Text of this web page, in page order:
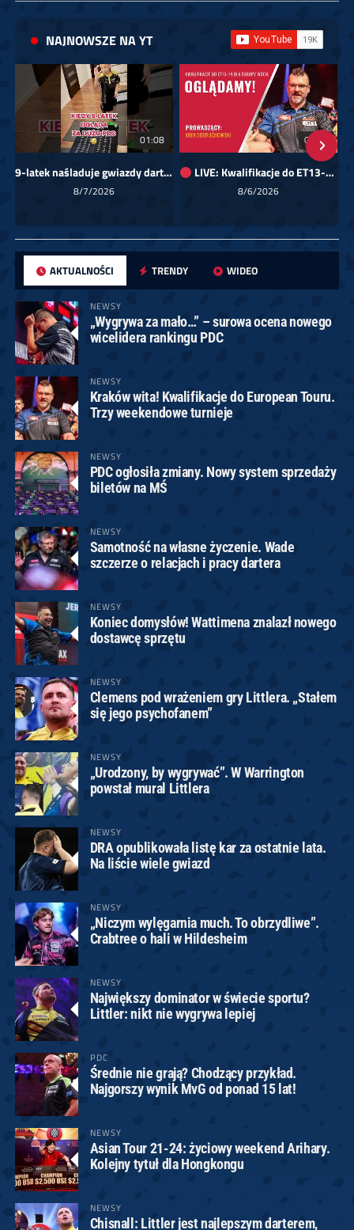
NAJNOWSZE NA YT
01:08
9-latek naśladuje gwiazdy darta!
8/7/2026
00:00
LIVE: Kwalifikacje do ET13-14 dla Europy Wschodniej
8/6/2026
AKTUALNOŚCI TRENDY WIDEO
NEWSY
„Wygrywa za mało…” – surowa ocena nowego
wicelidera rankingu PDC
NEWSY
Kraków wita! Kwalifikacje do European Touru.
Trzy weekendowe turnieje
NEWSY
PDC ogłosiła zmiany. Nowy system sprzedaży
biletów na MŚ
NEWSY
Samotność na własne życzenie. Wade
szczerze o relacjach i pracy dartera
NEWSY
Koniec domysłów! Wattimena znalazł nowego
dostawcę sprzętu
NEWSY
Clemens pod wrażeniem gry Littlera. „Stałem
się jego psychofanem”
NEWSY
„Urodzony, by wygrywać”. W Warrington
powstał mural Littlera
NEWSY
DRA opublikowała listę kar za ostatnie lata.
Na liście wiele gwiazd
NEWSY
„Niczym wylęgarnia much. To obrzydliwe”.
Crabtree o hali w Hildesheim
NEWSY
Największy dominator w świecie sportu?
Littler: nikt nie wygrywa lepiej
PDC
Średnie nie grają? Chodzący przykład.
Najgorszy wynik MvG od ponad 15 lat!
NEWSY
Asian Tour 21-24: życiowy weekend Arihary.
Kolejny tytuł dla Hongkongu
NEWSY
Chisnall: Littler jest najlepszym darterem,